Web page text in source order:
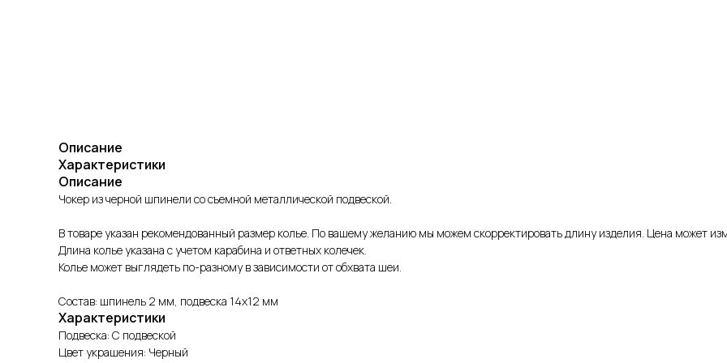
Описание
Характеристики
Описание
Чокер из черной шпинели со съемной металлической подвеской.
В товаре указан рекомендованный размер колье. По вашему желанию мы можем скорректировать длину изделия. Цена может
Длина колье указана с учетом карабина и ответных колечек.
Колье может выглядеть по-разному в зависимости от обхвата шеи.
Состав: шпинель 2 мм, подвеска 14х12 мм
Характеристики
Подвеска: С подвеской
Цвет украшения: Черный